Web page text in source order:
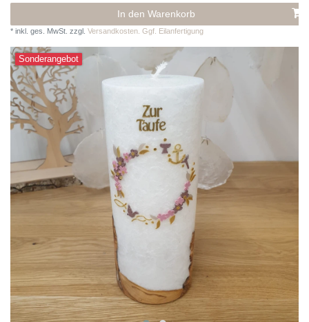
In den Warenkorb
* inkl. ges. MwSt. zzgl. Versandkosten. Ggf. Eilanfertigung
Sonderangebot